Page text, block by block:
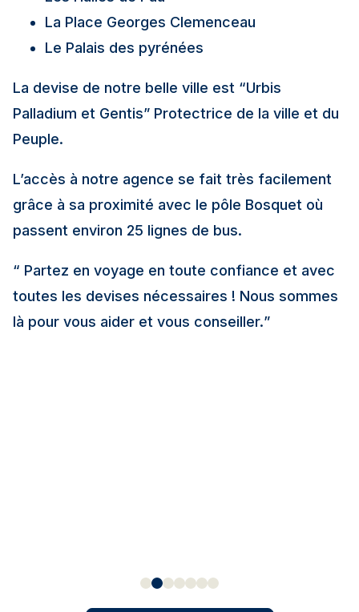
La Place Georges Clemenceau
Le Palais des pyrénées
La devise de notre belle ville est “Urbis
Palladium et Gentis” Protectrice de la ville et du
Peuple.
L’accès à notre agence se fait très facilement
grâce à sa proximité avec le pôle Bosquet où
passent environ 25 lignes de bus.
“ Partez en voyage en toute confiance et avec
toutes les devises nécessaires ! Nous sommes
là pour vous aider et vous conseiller.”